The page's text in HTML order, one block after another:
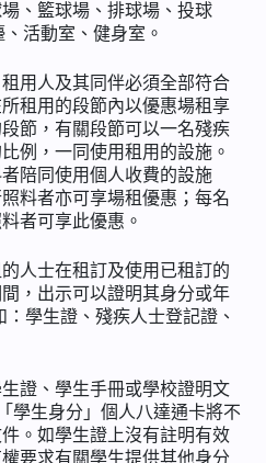
、籃球場、排球場、投球
活動室、健身室。
用人及其同伴必須全部符合
租用的段節內以優惠場租享
節，有關段節可以一名殘疾
例，一同使用租用的設施。
陪同使用個人收費的設施
料者亦可享場租優惠；每名
者可享此優惠。
人士在租訂及使用已租訂的
，出示可以證明其身分或年
學生證、殘疾人士登記證、
證、學生手冊或學校證明文
學生身分」個人八達通卡將不
。如學生證上沒有註明有效
要求有關學生提供其他身分